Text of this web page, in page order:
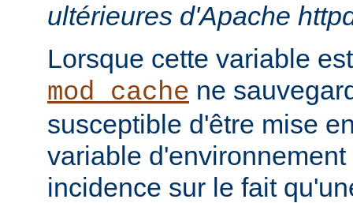
ultérieures d'Apache
Lorsque cette variable
mod_cache ne
susceptible d'être mise
variable
incidence sur le fait